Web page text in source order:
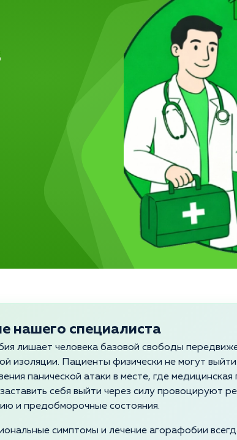
нашего специалиста
лишает человека базовой свободы
изоляции. Пациенты физически не могут
панической атаки в месте, где
себя выйти через силу провоцируют
и предобморочные состояния.
симптомы и лечение агорафобии